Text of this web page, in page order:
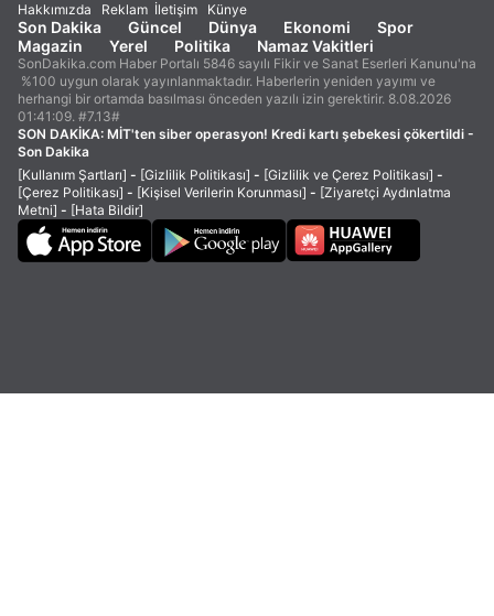
Hakkımızda Reklam İletişim Künye
Son Dakika Güncel Dünya Ekonomi
Spor
Magazin
Yerel Politika Namaz Vakitleri
SonDakika.com Haber Portalı 5846 sayılı Fikir ve Sanat Eserleri Kanunu'na
%100 uygun olarak yayınlanmaktadır. Haberlerin yeniden yayımı ve
herhangi bir ortamda basılması önceden yazılı izin gerektirir. 8.08.2026
01:41:09. #7.13#
SON DAKİKA: MİT'ten siber operasyon! Kredi kartı şebekesi çökertildi -
Son Dakika
[Kullanım Şartları] - [Gizlilik Politikası] - [Gizlilik ve Çerez Politikası] -
[Çerez Politikası] - [Kişisel Verilerin Korunması] - [Ziyaretçi Aydınlatma
Metni] - [Hata Bildir]